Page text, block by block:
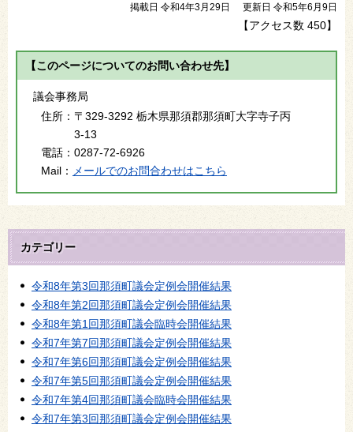
掲載日 令和4年3月29日 更新日 令和5年6月9日
【アクセス数 450】
【このページについてのお問い合わせ先】
議会事務局
住所： 〒329-3292 栃木県那須郡那須町大字寺子丙
3-13
電話： 0287-72-6926
Mail：
メールでのお問合わせはこちら
カテゴリー
令和8年第3回那須町議会定例会開催結果
令和8年第2回那須町議会定例会開催結果
令和8年第1回那須町議会臨時会開催結果
令和7年第7回那須町議会定例会開催結果
令和7年第6回那須町議会定例会開催結果
令和7年第5回那須町議会定例会開催結果
令和7年第4回那須町議会臨時会開催結果
令和7年第3回那須町議会定例会開催結果